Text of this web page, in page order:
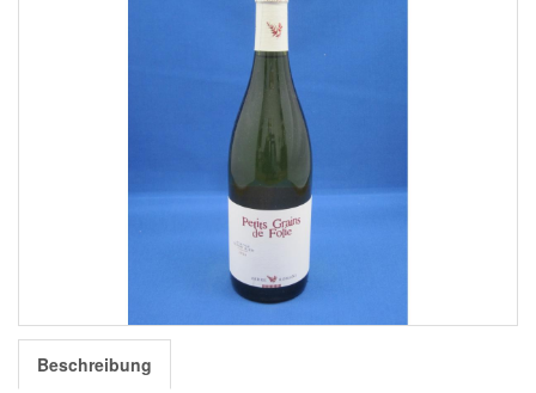
Beschreibung